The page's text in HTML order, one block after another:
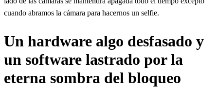
cuando abramos la cámara para hacernos un selfie.
Un hardware algo desfasado y
un software lastrado por la
eterna sombra del bloqueo